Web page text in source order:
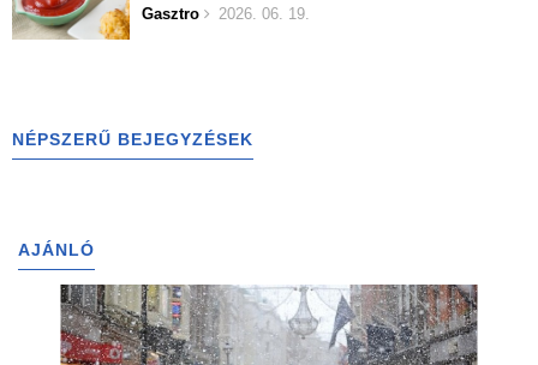
Gasztro
2026. 06. 19.
NÉPSZERŰ BEJEGYZÉSEK
AJÁNLÓ